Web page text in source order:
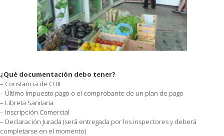
¿Qué documentación debo tener?
– Constancia de CUIL
– Último impuesto pago o el comprobante de un plan de pago
– Libreta Sanitaria
– Inscripción Comercial
– Declaración Jurada (será entregada por los inspectores y deberá
completarse en el momento)